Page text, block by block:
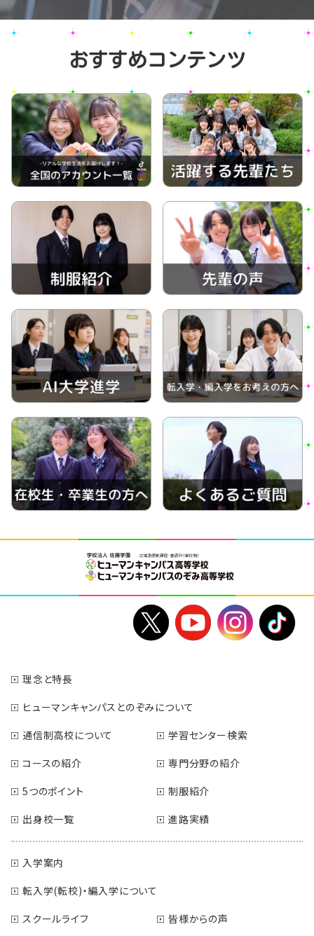
おすすめコンテンツ
理念と特長
ヒューマンキャンパスとのぞみについて
通信制高校について
学習センター検索
コースの紹介
専門分野の紹介
5つのポイント
制服紹介
出身校一覧
進路実績
入学案内
転入学(転校)・編入学について
スクールライフ
皆様からの声